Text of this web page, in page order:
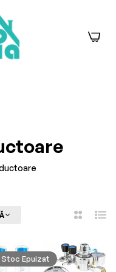
0
2
Listă
Stoc Epuizat